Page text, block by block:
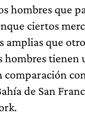
hombres que
ciertos
amplias que
hombres tienen
comparación
de San